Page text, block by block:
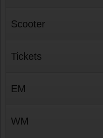
Scooter
Tickets
EM
WM